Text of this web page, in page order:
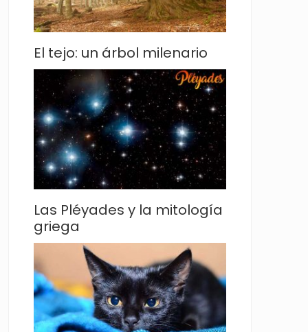
El tejo: un árbol milenario
Las Pléyades y la mitología
griega